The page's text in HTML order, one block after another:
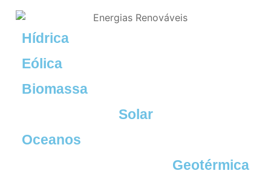
Hídrica
Eólica
Biomassa
Solar
Oceanos
Geotérmica